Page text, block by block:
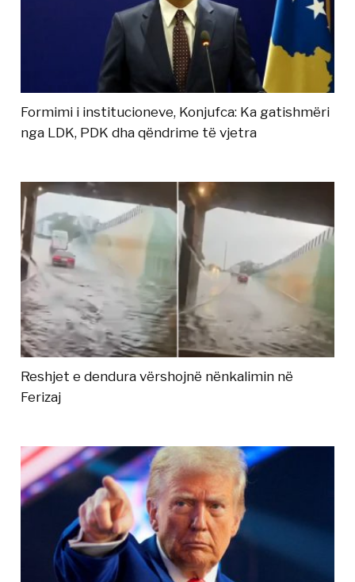
Formimi i institucioneve, Konjufca: Ka gatishmëri
nga LDK, PDK dha qëndrime të vjetra
Reshjet e dendura vërshojnë nënkalimin në
Ferizaj